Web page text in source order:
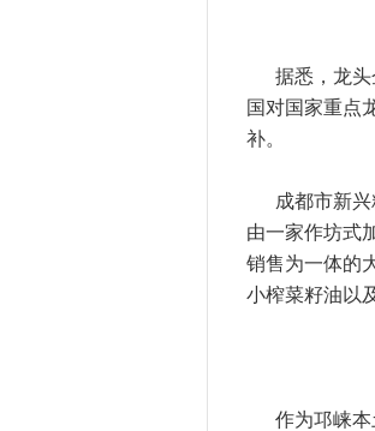
据悉，龙
国对国家重点
补。
成都市新
由一家作坊式
销售为一体的
小榨菜籽油以
作为邛崃